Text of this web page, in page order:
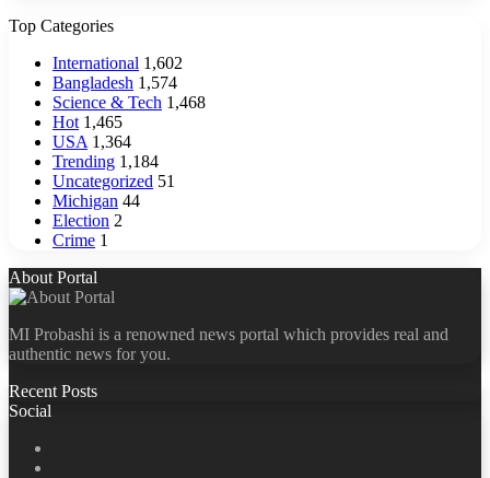
Top Categories
International 1,602
Bangladesh 1,574
Science & Tech 1,468
Hot 1,465
USA 1,364
Trending 1,184
Uncategorized 51
Michigan 44
Election 2
Crime 1
About Portal
MI Probashi is a renowned news portal which provides real and
authentic news for you.
Recent Posts
Social